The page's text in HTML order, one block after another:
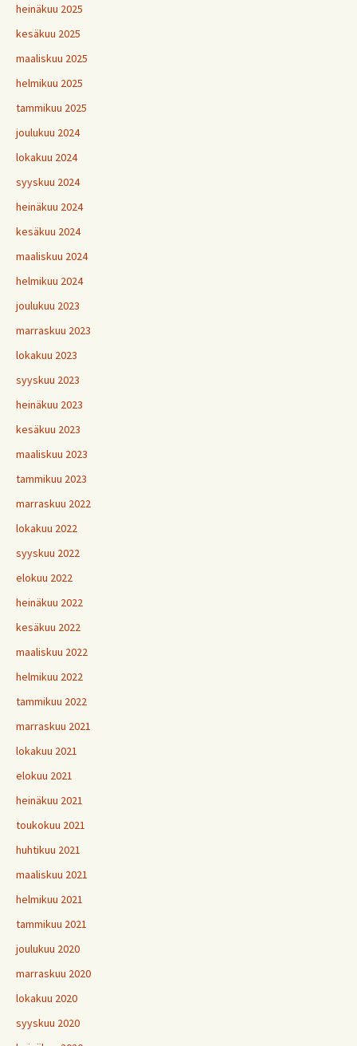
heinäkuu 2025
kesäkuu 2025
maaliskuu 2025
helmikuu 2025
tammikuu 2025
joulukuu 2024
lokakuu 2024
syyskuu 2024
heinäkuu 2024
kesäkuu 2024
maaliskuu 2024
helmikuu 2024
joulukuu 2023
marraskuu 2023
lokakuu 2023
syyskuu 2023
heinäkuu 2023
kesäkuu 2023
maaliskuu 2023
tammikuu 2023
marraskuu 2022
lokakuu 2022
syyskuu 2022
elokuu 2022
heinäkuu 2022
kesäkuu 2022
maaliskuu 2022
helmikuu 2022
tammikuu 2022
marraskuu 2021
lokakuu 2021
elokuu 2021
heinäkuu 2021
toukokuu 2021
huhtikuu 2021
maaliskuu 2021
helmikuu 2021
tammikuu 2021
joulukuu 2020
marraskuu 2020
lokakuu 2020
syyskuu 2020